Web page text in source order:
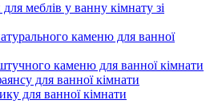
меблів у ванну кімнату зі
каменю для ванної
каменю для ванної кімнати
для ванної кімнати
для ванної кімнати